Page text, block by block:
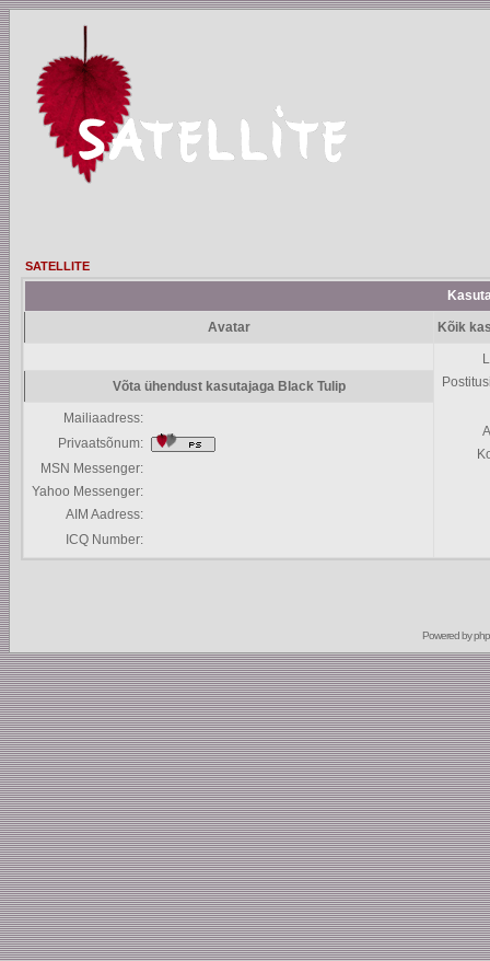
SATELLITE
Avatar Kõik
Võta ühendust kasutajaga Black Tulip
Mailiaadress:
Privaatsõnum:
MSN Messenger:
Yahoo Messenger:
AIM Aadress:
ICQ Number:
Powered by